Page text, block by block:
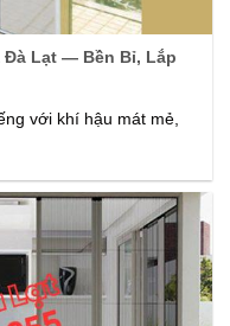
Đà Lạt — Bền Bỉ, Lắp
với khí hậu mát mẻ,